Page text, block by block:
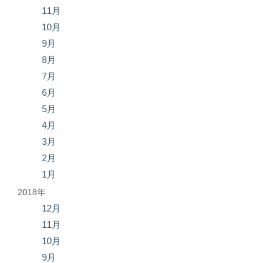
11月
10月
9月
8月
7月
6月
5月
4月
3月
2月
1月
2018年
12月
11月
10月
9月